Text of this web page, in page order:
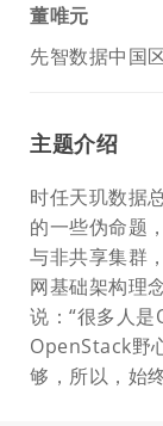
董唯元
先智数据中国
主题介绍
时任天玑数据
的一些伪命题
与非共享集群
网基础架构理
说：“很多人
OpenStack野
够，所以，始